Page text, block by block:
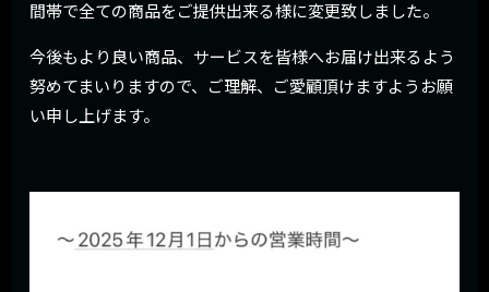
間帯で全ての商品をご提供出来る様に変更致しました。
今後もより良い商品、サービスを皆様へお届け出来るよう
努めてまいりますので、ご理解、ご愛顧頂けますようお願
い申し上げます。